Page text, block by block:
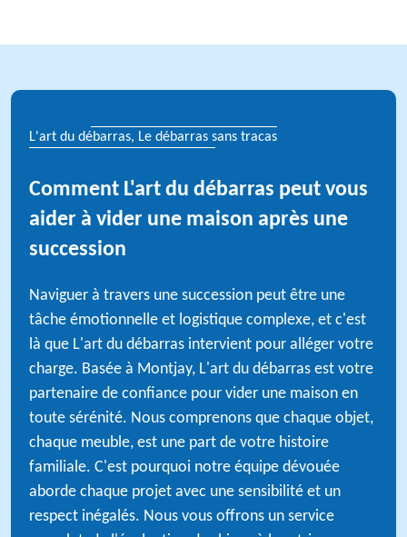
L'art du débarras, Le débarras sans tracas
Comment L'art du débarras peut vous
aider à vider une maison après une
succession
Naviguer à travers une succession peut être une
tâche émotionnelle et logistique complexe, et c'est
là que L'art du débarras intervient pour alléger votre
charge. Basée à Montjay, L'art du débarras est votre
partenaire de confiance pour vider une maison en
toute sérénité. Nous comprenons que chaque objet,
chaque meuble, est une part de votre histoire
familiale. C'est pourquoi notre équipe dévouée
aborde chaque projet avec une sensibilité et un
respect inégalés. Nous vous offrons un service